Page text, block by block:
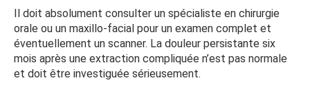
Il doit absolument consulter un spécialiste en chirurgie
orale ou un maxillo-facial pour un examen complet et
éventuellement un scanner. La douleur persistante six
mois après une extraction compliquée n’est pas normale
et doit être investiguée sérieusement.